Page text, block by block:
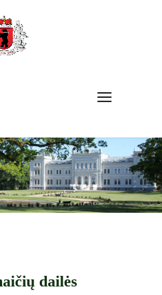
dailės